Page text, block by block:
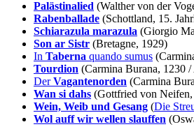
Palästinalied (Walther von der
Rabenballade (Schottland, 15.
Schiarazula marazula (Giorgio
Son ar Sistr (Bretagne, 1929)
In Taberna quando sumus
Tourdion (Carmina Burana, 1230
DerVagantenorden (Carmina
Wan si dahs (Gottfried von
Wein, Weib und Gesang (Die
Wol auff wir wellen slauffen